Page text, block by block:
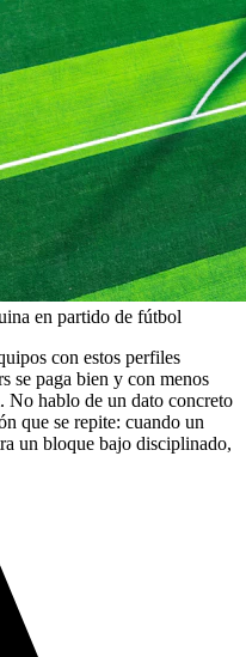
en partido de fútbol
con estos perfiles
se paga bien y con menos
No hablo de un dato concreto
que se repite: cuando un
un bloque bajo disciplinado,